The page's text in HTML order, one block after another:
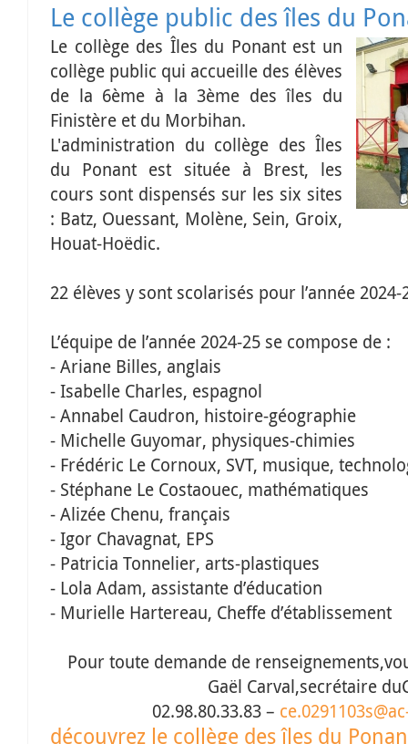
Le collège public des îles du
Le collège des Îles du Ponant est un
collège public qui accueille des élèves
de la 6ème à la 3ème des îles du
Finistère et du Morbihan.
L'administration du collège des Îles
du Ponant est située à Brest, les
cours sont dispensés sur les six sites
: Batz, Ouessant, Molène, Sein, Groix,
Houat-Hoëdic.
22 élèves y sont scolarisés pour l’année 2024-
L’équipe de l’année 2024-25 se compose de :
- Ariane Billes, anglais
- Isabelle Charles, espagnol
- Annabel Caudron, histoire-géographie
- Michelle Guyomar, physiques-chimies
- Frédéric Le Cornoux, SVT, musique,
- Stéphane Le Costaouec, mathématiques
- Alizée Chenu, français
- Igor Chavagnat, EPS
- Patricia Tonnelier, arts-plastiques
- Lola Adam, assistante d’éducation
- Murielle Hartereau, Cheffe d’établissement
Pour toute demande de
Gaël Carval,secrétairedu
02.98.80.33.83– ce.0291103s@
découvrez le collège des îles du